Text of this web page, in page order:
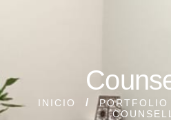
INICIO
PORTFOLIO